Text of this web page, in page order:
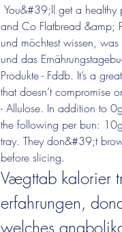
and Co Flatbread &amp;
und möchtest wissen,
und das
Produkte - Fddb. It’s a
that doesn’t compromise
- Allulose. In addition to
the following per bun:
tray. They don&#39;t
before slicing.
Vægttab kalorier
erfahrungen,
welches